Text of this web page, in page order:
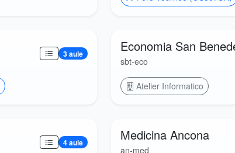
3 aule Economia San
sbt-eco
Atelier Informatico
4 aule Medicina Ancona
an-med